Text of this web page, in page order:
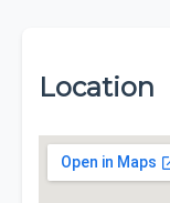
Location